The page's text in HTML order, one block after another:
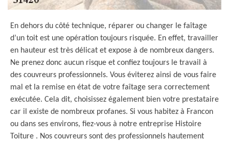
En dehors du côté technique, réparer ou changer le faîtage
d’un toit est une opération toujours risquée. En effet, travailler
en hauteur est très délicat et expose à de nombreux dangers.
Ne prenez donc aucun risque et confiez toujours le travail à
des couvreurs professionnels. Vous éviterez ainsi de vous faire
mal et la remise en état de votre faîtage sera correctement
exécutée. Cela dit, choisissez également bien votre prestataire
car il existe de nombreux profanes. Si vous habitez à Francon
ou dans ses environs, fiez-vous à notre entreprise Histoire
Toiture . Nos couvreurs sont des professionnels hautement